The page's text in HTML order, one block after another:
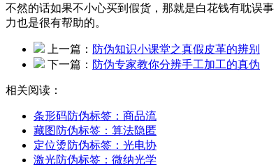
不然的话如果不小心买到假货，那就是白花钱有耽误
力也是很有帮助的。
上一篇： 防伪知识小课堂之真假皮革的辨别
下一篇： 防伪专家教你分辨手工加工的真伪
相关阅读：
条形码防伪标签：商品流
藏图防伪标签：算法隐匿
定位烫防伪标签：光电协
激光防伪标签：微纳光学